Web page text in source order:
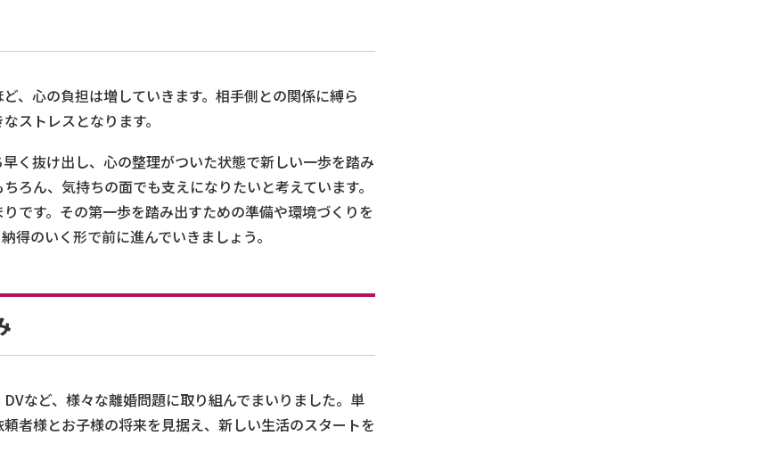
、心の負担は増していきます。相手側との関係に縛ら
ストレスとなります。
く抜け出し、心の整理がついた状態で新しい一歩を踏み
ろん、気持ちの面でも支えになりたいと考えています。
です。その第一歩を踏み出すための準備や環境づくりを
得のいく形で前に進んでいきましょう。
など、様々な離婚問題に取り組んでまいりました。単
者様とお子様の将来を見据え、新しい生活のスタートを